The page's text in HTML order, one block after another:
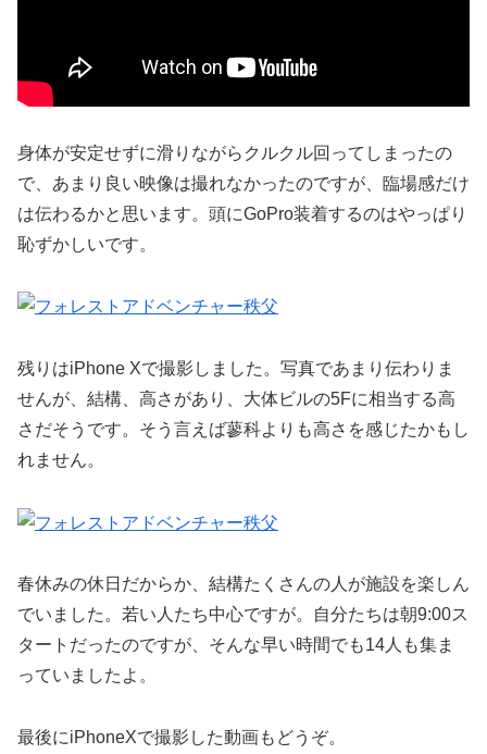
身体が安定せずに滑りながらクルクル回ってしまったの
で、あまり良い映像は撮れなかったのですが、臨場感だけ
は伝わるかと思います。頭にGoPro装着するのはやっぱり
恥ずかしいです。
残りはiPhone Xで撮影しました。写真であまり伝わりま
せんが、結構、高さがあり、大体ビルの5Fに相当する高
さだそうです。そう言えば蓼科よりも高さを感じたかもし
れません。
春休みの休日だからか、結構たくさんの人が施設を楽しん
でいました。若い人たち中心ですが。自分たちは朝9:00ス
タートだったのですが、そんな早い時間でも14人も集ま
っていましたよ。
最後にiPhoneXで撮影した動画もどうぞ。